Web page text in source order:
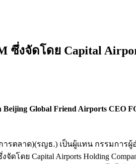
ซึ่งจัดโดย Capital
Global Friend Airports CEO
รตลาด)(รญธ.) เป็นผู้แทน กรรมกา
จัดโดย Capital Airports Holding